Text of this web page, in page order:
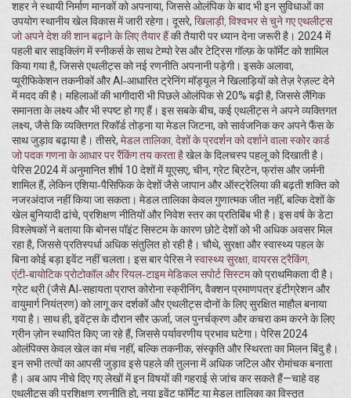
शहर ने स्थायी निर्माण मानकों को अपनाया, जिससे ओलंपिक के बाद भी इन सुविधाओं का
उपयोग स्थानीय खेल विकास में जारी रहेगा। दूसरे, खिलाड़ी, विश्वभर से चुने गए एथलीट्स
जो अपने देश की शान बढ़ाने के लिए तैयार हैंकी तैयारी पर ध्यान देना जरूरी है। 2024 में
पहली बार साइक्लिंग में स्नीकर्स के साथ टेम्पो रेस और टेट्रिस गॉल्फ़ के फॉर्मेट को शामिल
किया गया है, जिससे एथलीट्स को नई रणनीति अपनानी पड़ेगी। इसके अलावा,
प्यूरीफिकेशन तकनीकों और AI‑आधारित ट्रेनिंग मॉड्यूल ने खिलाड़ियों को तेज़ रेज़ल्ट देने
में मदद की है। महिलाओं की भागीदारी भी पिछले ओलंपिक से 20% बढ़ी है, जिससे लैंगिक
समानता के लक्ष्य और भी स्पष्ट हो गए हैं। इस सबके बीच, कई एथलीट्स ने अपने व्यक्तिगत
लक्ष्य, जैसे कि व्यक्तिगत रिकॉर्ड तोड़ना या मेडल जिटना, को सार्वजनिक कर अपने फैंस के
साथ जुड़ाव बढ़ाया है। तीसरे, मेडल तालिका, देशों के प्रदर्शन को दर्शाने वाला स्कोर कार्ड
जो पदक गणना के आधार पर रैंकिंग तय करता हैखेल के दिलचस्प पहलू को दिखाती है।
पेरिस 2024 में अनुमानित शीर्ष 10 देशों में यूएसए, चीन, ग्रेट ब्रिटेन, फ्रांस और जर्मनी
शामिल हैं, लेकिन एशिया‑पैसिफिक के देशों जैसे जापान और ऑस्ट्रेलिया की बढ़ती शक्ति को
नजरअंदाज नहीं किया जा सकता। मेडल तालिका केवल गुणात्मक जीत नहीं, बल्कि देशों के
खेल बुनियादी ढांचे, प्रशिक्षण नीतियों और निवेश स्तर का प्रतिबिंब भी है। इस वर्ष के डेटा
विश्लेषकों ने बताया कि बोनस पॉइंट सिस्टम के कारण छोटे देशों को भी अधिक अवसर मिल
रहा है, जिससे प्रतिस्पर्धा अधिक संतुलित हो रही है। चौथे, सुरक्षा और स्वास्थ्य पहल के
बिना कोई बड़ा इवेंट नहीं चलता। इस बार पेरिस नेस्वास्थ्य सुरक्षा, वायरस ट्रैकिंग,
एंटी‑बायोटिक प्रोटोकॉल और रियल‑टाइम मेडिकल सपोर्ट सिस्टमको प्राथमिकता दी है।
ग्रेट थ्री (जैसे AI‑सहायता प्राप्त कोरोना स्क्रीनिंग, वैक्शन प्रमाणपत्र इंटीग्रेशन और
वायुमार्ग नियंत्रण) को लागू कर दर्शकों और एथलीट्स दोनों के लिए सुरक्षित माहौल बनाया
गया है। साथ ही, इवेंट्स के दौरान सौर ऊर्जा, जल पुनर्चक्रण और कचरा कम करने के लिए
ग्रीन ज़ोन स्थापित किए जा रहे हैं, जिससे पर्यावरणीय प्रभाव घटेगा। पेरिस 2024
ओलंपिक्स केवल खेल का मंच नहीं, बल्कि तकनीक, संस्कृति और स्थिरता का मिलन बिंदु है।
इन सभी तत्वों का आपसी जुड़ाव इसे पहले की तुलना में अधिक जटिल और रोमांचक बनाता
है। अब आप नीचे दिए गए लेखों में इन विषयों की गहराई से जांच कर सकते हैं—चाहे वह
एथलीट्स की प्रशिक्षण रणनीति हो, नया इवेंट फॉर्मेट या मेडल तालिका का विस्तृत